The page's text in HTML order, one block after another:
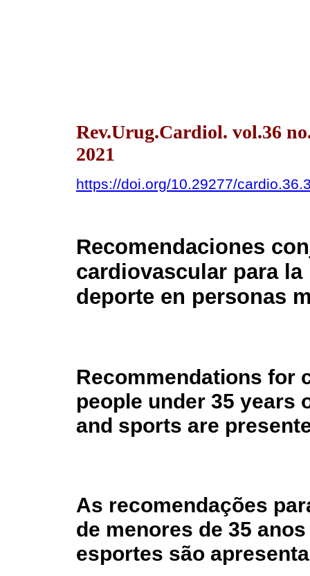
Rev.Urug.Cardiol. vol.36
2021
https://doi.org/10.29277/
Recomendaciones
cardiovascular para
deporte en personas
Recommendations for
people under 35 years
and sports are
As recomendações
de menores de 35
esportes são